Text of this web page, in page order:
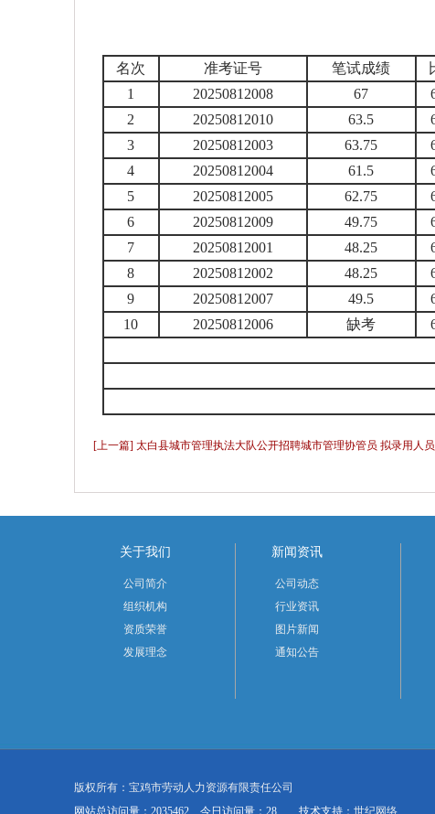
名次 准考证号 笔试成绩
1
20250812008 67
2
20250812010 63.5
3
20250812003 63.75
4
20250812004 61.5
5
20250812005 62.75
6
20250812009 49.75
7
20250812001 48.25
8
20250812002 48.25
9
20250812007 49.5
10
20250812006 缺考
[上一篇] 太白县城市管理执法大队公开招聘城市管理协管员 拟录用人
关于我们
公司简介
组织机构
资质荣誉
发展理念
新闻资讯
公司动态
行业资讯
图片新闻
通知公告
版权所有：宝鸡市劳动人力资源有限责任公司
网站总访问量：2035462 今日访问量：28 技术支持 ： 世纪网络